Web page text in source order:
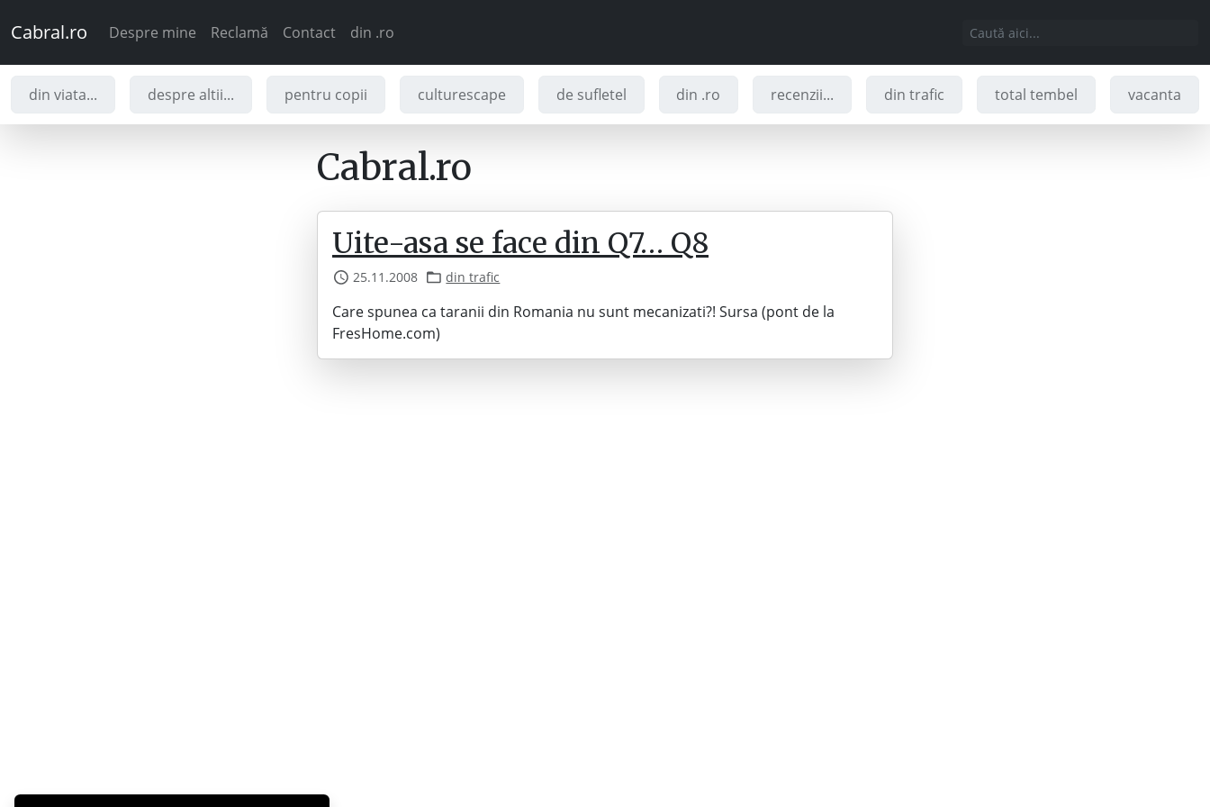
Cabral.ro Despre mine Reclamă Contact din .ro
din viata... despre altii... pentru copii culturescape de sufletel din .ro recenzii... din trafic total tembel vacanta
Cabral.ro
Uite-asa se face din Q7… Q8
25.11.2008 din trafic
Care spunea ca taranii din Romania nu sunt mecanizati?! Sursa (pont de la
FresHome.com)